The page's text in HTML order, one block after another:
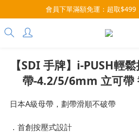
每月9號會員日，消費點數3倍送！把
會員下單滿額免運：超取$499
07/28-08/31 爸氣一擊・限
【SDI 手牌】i-PUSH輕
帶-4.2/5/6mm 立可帶
日本A級母帶，劃帶滑順不破帶
．首創按壓式設計